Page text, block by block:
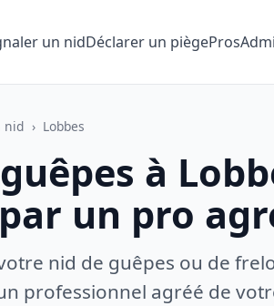
un nidDéclarer un piègePros
nid › Lobbes
à
un pro
nid de guêpes ou de
professionnel agréé de